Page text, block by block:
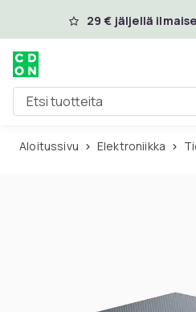
Ohita ja siirry
29 € jäljellä
Etsi tuotteita
Aloitussivu Elektroniikka